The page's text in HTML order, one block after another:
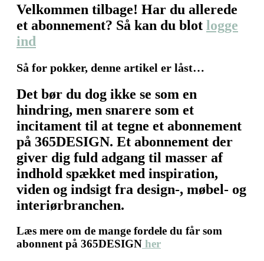
Velkommen tilbage! Har du allerede
et abonnement? Så kan du blot logge
ind
Så for pokker, denne artikel er låst…
Det bør du dog ikke se som en
hindring, men snarere som et
incitament til at tegne et abonnement
på 365DESIGN. Et abonnement der
giver dig fuld adgang til masser af
indhold spækket med inspiration,
viden og indsigt fra design-, møbel- og
interiørbranchen.
Læs mere om de mange fordele du får som
abonnent på 365DESIGN her